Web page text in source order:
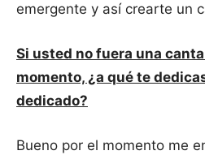
emergente y así crearte un
Si usted no fuera una
momento, ¿a qué te
dedicado?
Bueno por el momento me